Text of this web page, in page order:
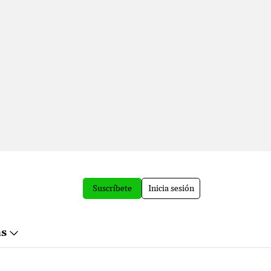
Suscríbete Inicia sesión